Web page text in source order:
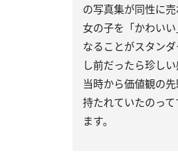
の写真集が同性に
女の子を「かわい
なることがスタン
し前だったら珍し
当時から価値観の
持たれていたのっ
ます。